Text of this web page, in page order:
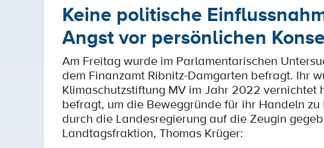
Keine politische
Angst vor persönlichen
Am Freitag wurde im Parlamentarischen
dem Finanzamt Ribnitz-Damgarten befragt. Ihr
Klimaschutzstiftung MV im Jahr 2022 vernichtet
befragt, um die Beweggründe für ihr Handeln
durch die Landesregierung auf die Zeugin
Landtagsfraktion, Thomas Krüger: